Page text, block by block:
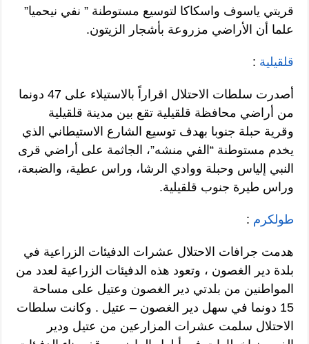
قريتي ياسوف واسكاكا لتوسيع مستوطنة ” نفي نيحميا”
علما أن الأراضي مزروعة بأشجار الزيتون.
قلقيلية :
أصدرت سلطات الاحتلال اقراراً بالاستيلاء على 47 دونما
من أراضي محافظة قلقيلية تقع بين مدينة قلقيلية
وقرية حبلة جنوبا بهدف توسيع الشارع الاستيطاني الذي
يخدم مستوطنة “الفي منشه”، الجاثمة على أراضي قرى
النبي إلياس وحبلة ووادي الرشا، وراس عطية، والضبعة،
وراس طيرة جنوب قلقيلية.
طولكرم :
هدمت جرافات الاحتلال عشرات الدفيئات الزراعية في
بلدة دير الغصون ، وتعود هذه الدفيئات الزراعية لعدد من
المواطنين من بلدتي دير الغصون وعتيل على مساحة
15 دونما في سهل دير الغصون – عتيل . وكانت سلطات
الاحتلال سلمت عشرات المزارعين من عتيل ودير